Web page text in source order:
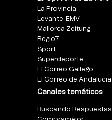
La Provincia
Levante-EMV
Mallorca Zeitung
Regio7
Sport
Superdeporte
El Correo Gallego
El Correo de Andalucia
Canales temáticos
Buscando Respuestas